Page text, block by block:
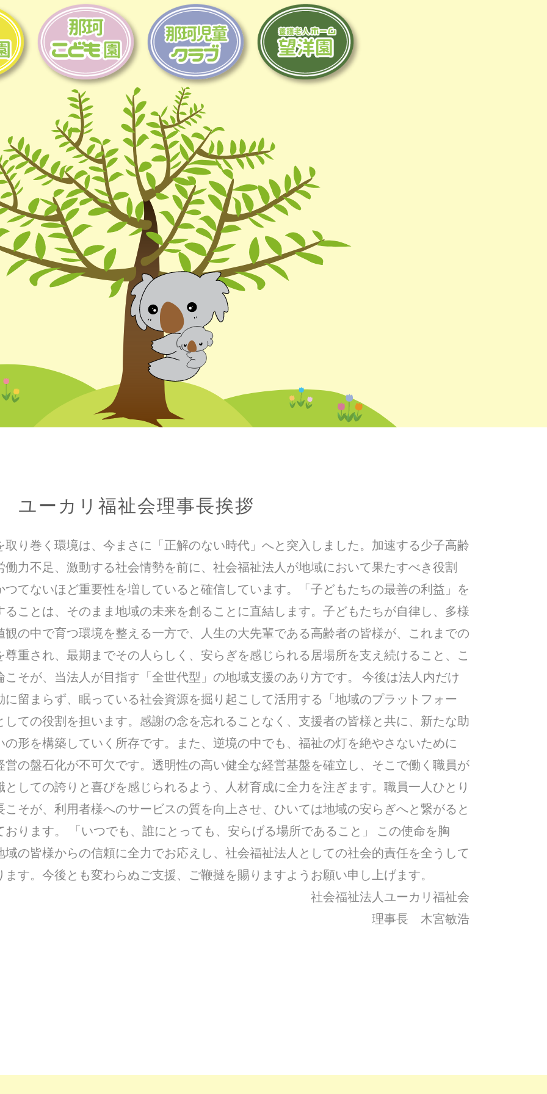
ユーカリ福祉会理事長挨拶
取り巻く環境は、今まさに「正解のない時代」へと突入しました。加速する少子高齢
働力不足、激動する社会情勢を前に、社会福祉法人が地域において果たすべき役割
つてないほど重要性を増していると確信しています。「子どもたちの最善の利益」を
ることは、そのまま地域の未来を創ることに直結します。子どもたちが自律し、多様
観の中で育つ環境を整える一方で、人生の大先輩である高齢者の皆様が、これまでの
尊重され、最期までその人らしく、安らぎを感じられる居場所を支え続けること、こ
こそが、当法人が目指す「全世代型」の地域支援のあり方です。 今後は法人内だけ
に留まらず、眠っている社会資源を掘り起こして活用する「地域のプラットフォー
しての役割を担います。感謝の念を忘れることなく、支援者の皆様と共に、新たな助
の形を構築していく所存です。また、逆境の中でも、福祉の灯を絶やさないために
営の盤石化が不可欠です。透明性の高い健全な経営基盤を確立し、そこで働く職員が
としての誇りと喜びを感じられるよう、人材育成に全力を注ぎます。職員一人ひとり
こそが、利用者様へのサービスの質を向上させ、ひいては地域の安らぎへと繋がると
おります。 「いつでも、誰にとっても、安らげる場所であること」 この使命を胸
域の皆様からの信頼に全力でお応えし、社会福祉法人としての社会的責任を全うして
ます。今後とも変わらぬご支援、ご鞭撻を賜りますようお願い申し上げます。
社会福祉法人ユーカリ福祉会
理事長 木宮敏浩